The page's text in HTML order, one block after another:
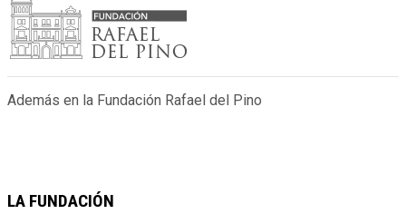
Además en la Fundación Rafael del Pino
LA FUNDACIÓN